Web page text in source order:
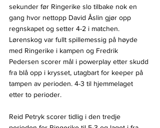
sekunder før Ringerike slo tilbake nok en
gang hvor nettopp David Åslin gjør opp
regnskapet og setter 4-2 i matchen.
Lørenskog var fullt spillemessig på høyde
med Ringerike i kampen og Fredrik
Pedersen scorer mål i powerplay etter skudd
fra blå opp i krysset, utagbart for keeper på
tampen av perioden. 4-3 til hjemmelaget
etter to perioder.
Reid Petryk scorer tidlig i den tredje